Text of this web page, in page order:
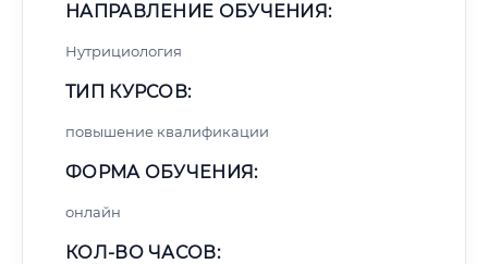
НАПРАВЛЕНИЕ ОБУЧЕНИЯ:
Нутрициология
ТИП КУРСОВ:
повышение квалификации
ФОРМА ОБУЧЕНИЯ:
онлайн
КОЛ-ВО ЧАСОВ: